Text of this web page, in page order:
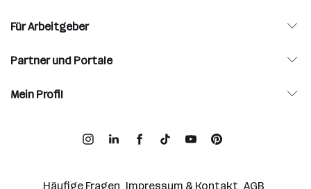
Für Arbeitgeber
Partner und Portale
Mein Profil
Häufige Fragen Impressum & Kontakt AGB